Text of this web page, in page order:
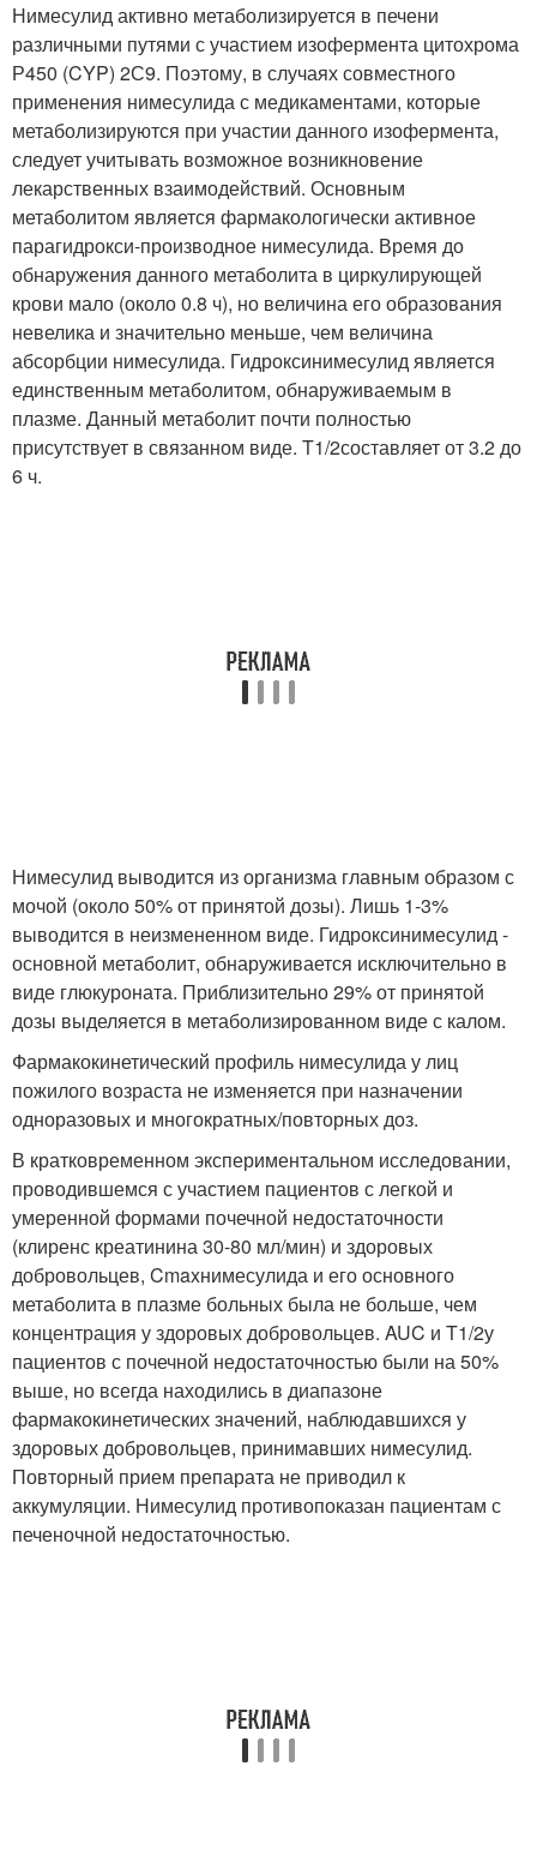
Нимесулид активно метаболизируется в печени
различными путями с участием изофермента цитохрома
Р450 (CYP) 2С9. Поэтому, в случаях совместного
применения нимесулида с медикаментами, которые
метаболизируются при участии данного изофермента,
следует учитывать возможное возникновение
лекарственных взаимодействий. Основным
метаболитом является фармакологически активное
парагидрокси-производное нимесулида. Время до
обнаружения данного метаболита в циркулирующей
крови мало (около 0.8 ч), но величина его образования
невелика и значительно меньше, чем величина
абсорбции нимесулида. Гидроксинимесулид является
единственным метаболитом, обнаруживаемым в
плазме. Данный метаболит почти полностью
присутствует в связанном виде. T1/2составляет от 3.2 до
6 ч.
Нимесулид выводится из организма главным образом с
мочой (около 50% от принятой дозы). Лишь 1-3%
выводится в неизмененном виде. Гидроксинимесулид -
основной метаболит, обнаруживается исключительно в
виде глюкуроната. Приблизительно 29% от принятой
дозы выделяется в метаболизированном виде с калом.
Фармакокинетический профиль нимесулида у лиц
пожилого возраста не изменяется при назначении
одноразовых и многократных/повторных доз.
В кратковременном экспериментальном исследовании,
проводившемся с участием пациентов с легкой и
умеренной формами почечной недостаточности
(клиренс креатинина 30-80 мл/мин) и здоровых
добровольцев, Cmaxнимесулида и его основного
метаболита в плазме больных была не больше, чем
концентрация у здоровых добровольцев. AUC и T1/2у
пациентов с почечной недостаточностью были на 50%
выше, но всегда находились в диапазоне
фармакокинетических значений, наблюдавшихся у
здоровых добровольцев, принимавших нимесулид.
Повторный прием препарата не приводил к
аккумуляции. Нимесулид противопоказан пациентам с
печеночной недостаточностью.